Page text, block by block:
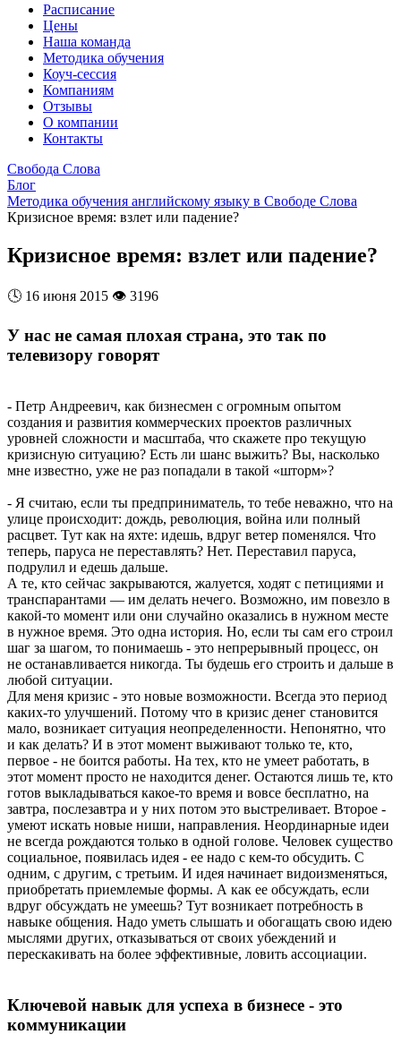
Расписание
Цены
Наша команда
Методика обучения
Коуч-сессия
Компаниям
Отзывы
О компании
Контакты
Свобода Слова
Блог
Методика обучения английскому языку в Свободе Слова
Кризисное время: взлет или падение?
Кризисное время: взлет или падение?
🕓 16 июня 2015 👁️ 3196
У нас не самая плохая страна, это так по
телевизору говорят
- Петр Андреевич, как бизнесмен с огромным опытом
создания и развития коммерческих проектов различных
уровней сложности и масштаба, что скажете про текущую
кризисную ситуацию? Есть ли шанс выжить? Вы, насколько
мне известно, уже не раз попадали в такой «шторм»?
- Я считаю, если ты предприниматель, то тебе неважно, что на
улице происходит: дождь, революция, война или полный
расцвет. Тут как на яхте: идешь, вдруг ветер поменялся. Что
теперь, паруса не переставлять? Нет. Переставил паруса,
подрулил и едешь дальше.
А те, кто сейчас закрываются, жалуется, ходят с петициями и
транспарантами — им делать нечего. Возможно, им повезло в
какой-то момент или они случайно оказались в нужном месте
в нужное время. Это одна история. Но, если ты сам его строил
шаг за шагом, то понимаешь - это непрерывный процесс, он
не останавливается никогда. Ты будешь его строить и дальше в
любой ситуации.
Для меня кризис - это новые возможности. Всегда это период
каких-то улучшений. Потому что в кризис денег становится
мало, возникает ситуация неопределенности. Непонятно, что
и как делать? И в этот момент выживают только те, кто,
первое - не боится работы. На тех, кто не умеет работать, в
этот момент просто не находится денег. Остаются лишь те, кто
готов выкладываться какое-то время и вовсе бесплатно, на
завтра, послезавтра и у них потом это выстреливает. Второе -
умеют искать новые ниши, направления. Неординарные идеи
не всегда рождаются только в одной голове. Человек существо
социальное, появилась идея - ее надо с кем-то обсудить. С
одним, с другим, с третьим. И идея начинает видоизменяться,
приобретать приемлемые формы. А как ее обсуждать, если
вдруг обсуждать не умеешь? Тут возникает потребность в
навыке общения. Надо уметь слышать и обогащать свою идею
мыслями других, отказываться от своих убеждений и
перескакивать на более эффективные, ловить ассоциации.
Ключевой навык для успеха в бизнесе - это
коммуникации